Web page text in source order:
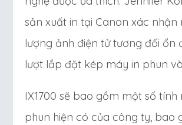
sản xuất in tại Canon xác
lượng ảnh điện tử tương đối ổn
lượt lắp đặt kép máy in phun
IX1700 sẽ bao gồm một số
phun hiện có của công ty, bao